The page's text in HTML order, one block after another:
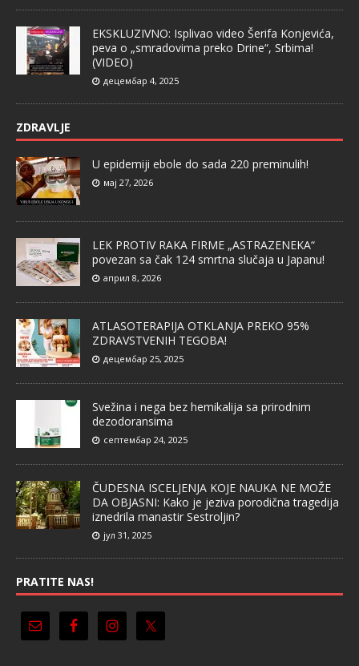
EKSKLUZIVNO: Isplivao video Šerifa Konjevića,
peva o „smradovima preko Drine“, Srbima!
(VIDEO)
децембар 4, 2025
ZDRAVLJE
U epidemiji ebole do sada 220 preminulih!
мај 27, 2026
LEK PROTIV RAKA FIRME „ASTRAZENEKA“
povezan sa čak 124 smrtna slučaja u Japanu!
април 8, 2026
ATLASOTERAPIJA OTKLANJA PREKO 95%
ZDRAVSTVENIH TEGOBA!
децембар 25, 2025
Svežina i nega bez hemikalija sa prirodnim
dezodoransima
септембар 24, 2025
ČUDESNA ISCELJENJA KOJE NAUKA NE MOŽE
DA OBJASNI: Kako je jeziva porodična tragedija
iznedrila manastir Sestroljin?
јул 31, 2025
PRATITE NAS!